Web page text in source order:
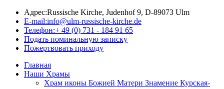
Адрес:Russische Kirche, Judenhof 9, D-89073 Ulm
E-mail:info@ulm-russische-kirche.de
Телефон:+ 49 (0) 731 - 184 91 65
Подать поминальную записку
Пожертвовать приходу
Главная
Наши Храмы
Храм иконы Божией Матери Знамение Курская-